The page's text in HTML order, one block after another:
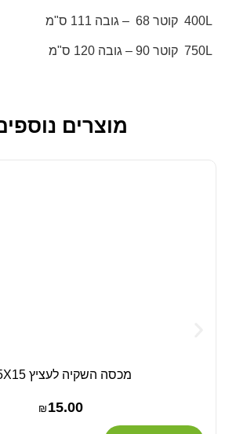
400L קוטר 68 – גובה 111 ס"מ
750L קוטר 90 – גובה 120 ס"מ
מוצרים
מכסה השקיה לעציץ 15X15
₪ 15.00